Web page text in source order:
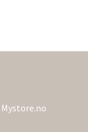
Mystore.no